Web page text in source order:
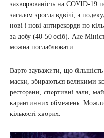
захворюваність на COVID-19
загалом зросла вдвічі, а
нові і нові антирекорди по
за добу (40-50 осіб). Але
можна послаблювати.
Варто зауважити, що
маски, збираються великими
ресторани, спортивні зали,
карантинних обмежень.
кількості хворих.